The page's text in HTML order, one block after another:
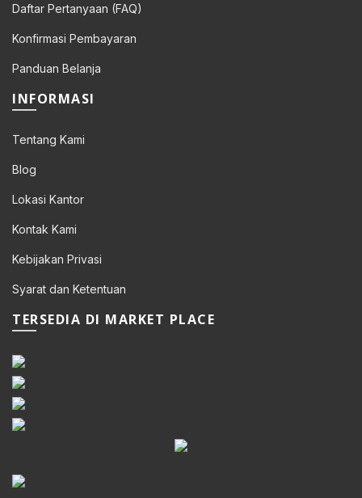
Daftar Pertanyaan (FAQ)
Konfirmasi Pembayaran
Panduan Belanja
INFORMASI
Tentang Kami
Blog
Lokasi Kantor
Kontak Kami
Kebijakan Privasi
Syarat dan Ketentuan
TERSEDIA DI MARKET PLACE